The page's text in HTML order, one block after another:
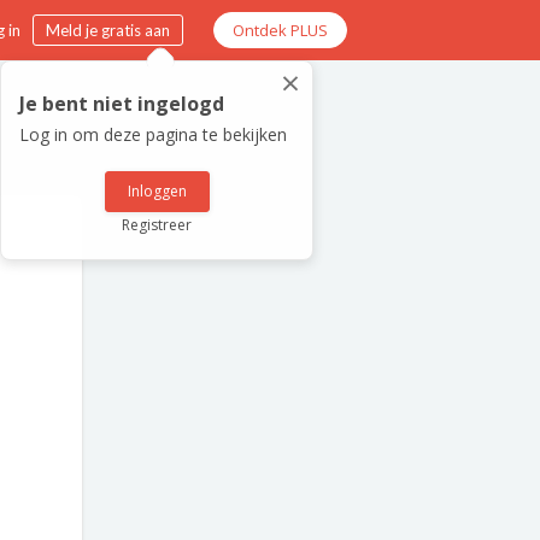
in Meld je gratis aan Ontdek PLUS
×
Je bent niet ingelogd
Log in om deze pagina te bekijken
Inloggen
Registreer